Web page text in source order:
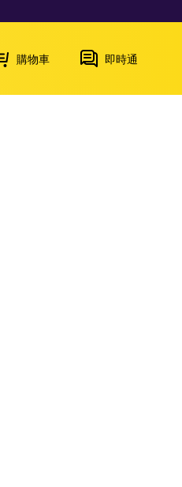
購物車 即時通